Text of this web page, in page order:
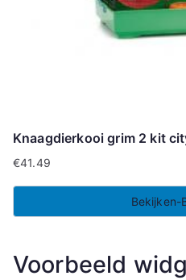
Knaagdierkooi grim 2 kit
€41.49
Bekijken-
Voorbeeld